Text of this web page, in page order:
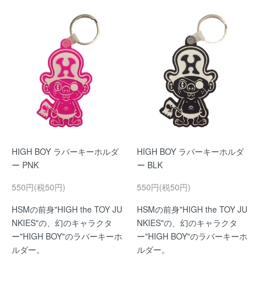
HIGH BOY ラバーキーホルダ
ー PNK
550円(税50円)
HSMの前身"HIGH the TOY JU
NKIES"の、幻のキャラクタ
ー"HIGH BOY"のラバーキーホ
ルダー。
HIGH BOY ラバーキーホルダ
ー BLK
550円(税50円)
HSMの前身"HIGH the TOY JU
NKIES"の、幻のキャラクタ
ー"HIGH BOY"のラバーキーホ
ルダー。